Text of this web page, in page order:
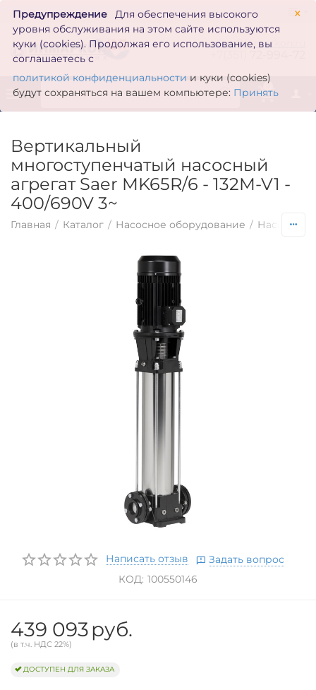
×
Предупреждение
Для обеспечения высокого
уровня обслуживания на этом сайте используются
куки (cookies). Продолжая его использование, вы
соглашаетесь с
политикой конфиденциальности и куки (cookies)
будут сохраняться на вашем компьютере: Принять
zakaz@inmarkon.ru
0
Вертикальный
многоступенчатый насосный
агрегат Saer MK65R/6 - 132M-V1 -
400/690V 3~
Главная / Каталог / Насосное оборудование / Насосы по
Написать отзыв
Задать вопрос
КОД: 100550146
439 093руб.
(в т.ч. НДС 22%)
ДОСТУПЕН ДЛЯ ЗАКАЗА